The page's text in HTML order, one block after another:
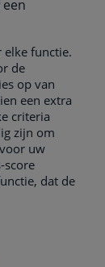
een
elke functie.
de
op van
een extra
criteria
zijn om
uw
score
dat de